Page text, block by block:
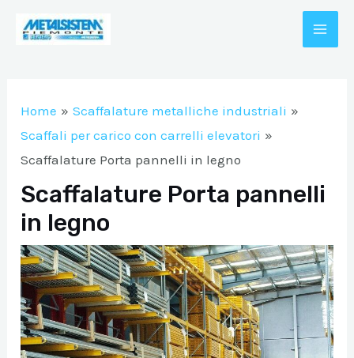
Home
Scaffalature metalliche industriali
Scaffali per carico con carrelli elevatori
Scaffalature Porta pannelli in legno
Scaffalature Porta pannelli
in legno
DISATTIVA
DISATTIVA
DISATTIVA